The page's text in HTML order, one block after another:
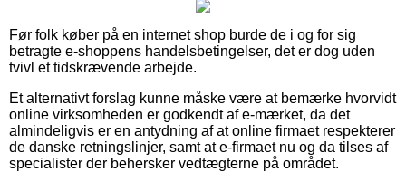
Før folk køber på en internet shop burde de i og for sig
betragte e-shoppens handelsbetingelser, det er dog uden
tvivl et tidskrævende arbejde.
Et alternativt forslag kunne måske være at bemærke hvorvidt
online virksomheden er godkendt af e-mærket, da det
almindeligvis er en antydning af at online firmaet respekterer
de danske retningslinjer, samt at e-firmaet nu og da tilses af
specialister der behersker vedtægterne på området.